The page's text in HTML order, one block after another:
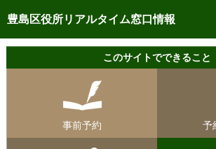
豊島区役所リアルタイム窓口情報
トップページへ
ご利用方法
予約状況確認
このサイトでできること
事前予約 予